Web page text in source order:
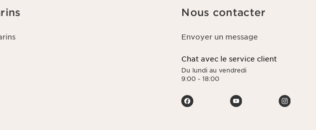
de fidélité et créer votre programme
ans à compter de votre dernière
droit d'opposition et de limitation de leur
en savoir plus, veuillez consulter notre
Nous contacter
Envoyer un message
Chat avec le service client
Du lundi au vendredi
9:00 - 18:00